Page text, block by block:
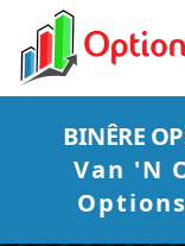
BINÊRE
Van 'n